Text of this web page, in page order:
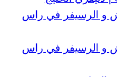
و الرسيفر في راس
و الرسيفر في راس